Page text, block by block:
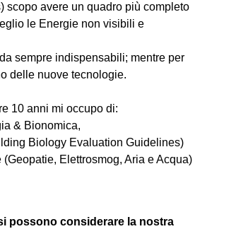
scopo avere un quadro più completo
le Energie non visibili e
sempre indispensabili; mentre per
delle nuove tecnologie.
10 anni mi occupo di:
& Bionomica,
Biology Evaluation Guidelines)
Elettrosmog, Aria e Acqua)
possono considerare la nostra